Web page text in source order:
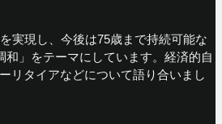
実現し、今後は75歳まで持続可能な
和」をテーマにしています。経済的自
リタイアなどについて語り合いまし